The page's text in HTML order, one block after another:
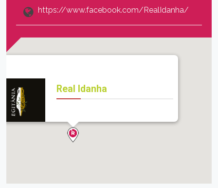
https://www.facebook.com/RealIdanha/
Real Idanha